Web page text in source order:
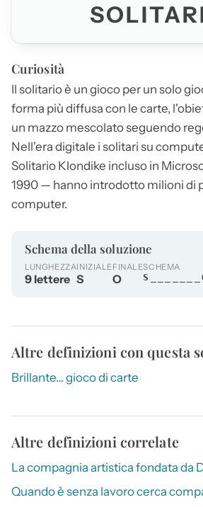
Curiosità
Il solitarioè un gioco per un solo
forma più diffusa con le carte,
un mazzo mescolato seguendo
Nell'era digitale i solitari su
Solitario Klondike incluso in
1990 — hanno introdotto milioni di
computer.
Schema della soluzione
LUNGHEZZA
9 lettere
INIZIALE
S
FINALE
O
SCHEMA
Altre definizioni con questa
Brillante… gioco di carte
Altre definizioni correlate
La compagnia artistica fondata da
Quando è senza lavoro cerca